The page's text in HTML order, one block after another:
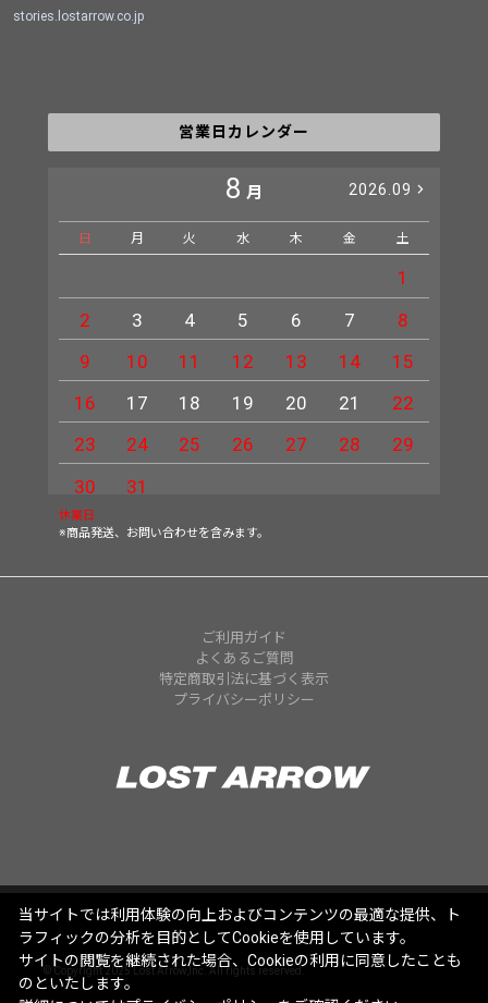
stories.lostarrow.co.jp
営業日カレンダー
8 月 2026.09
日 月 火 水 木 金 土
1
2
3 4 5 6 7
8
9
10 11 12 13 14
15
16
17 18 19 20 21
22
23
24 25 26 27 28
29
30
31
休業日
※商品発送、お問い合わせを含みます。
ご利用ガイド
よくあるご質問
特定商取引法に基づく表示
プライバシーポリシー
© Copyright 2025 Lost Arrow,Inc. All rights reserved.
当サイトでは利用体験の向上およびコンテンツの最適な提供、ト
ラフィックの分析を目的としてCookieを使用しています。
サイトの閲覧を継続された場合、Cookieの利用に同意したことも
のといたします。